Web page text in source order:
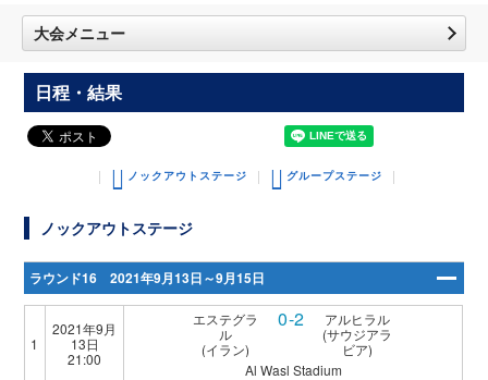
大会メニュー
日程・結果
ノックアウトステージ グループステージ
ノックアウトステージ
ラウンド16 2021年9月13日～9月15日
1
2021年9月
13日
21:00
エステグラ
ル
(イラン)
0-2
アルヒラル
(サウジアラ
ビア)
Al Wasl Stadium